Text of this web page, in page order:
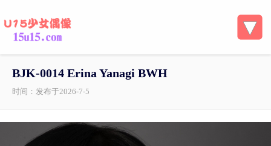
BJK-0014 Erina Yanagi BWH
时间：发布于2026-7-5